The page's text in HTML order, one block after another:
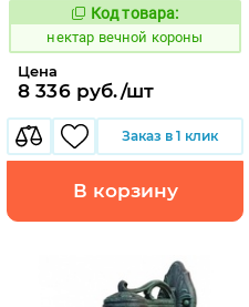
Код:
1126663
Код товара:
нектар вечной короны
Цена
8 336 руб./шт
Заказ в 1 клик
В корзину